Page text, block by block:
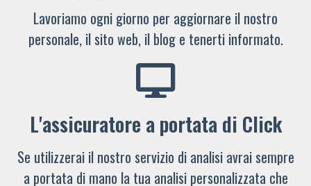
Lavoriamo ogni giorno per aggiornare il nostro
personale, il sito web, il blog e tenerti informato.
L'assicuratore a portata di Click
Se utilizzerai il nostro servizio di analisi avrai sempre
a portata di mano la tua analisi personalizzata che